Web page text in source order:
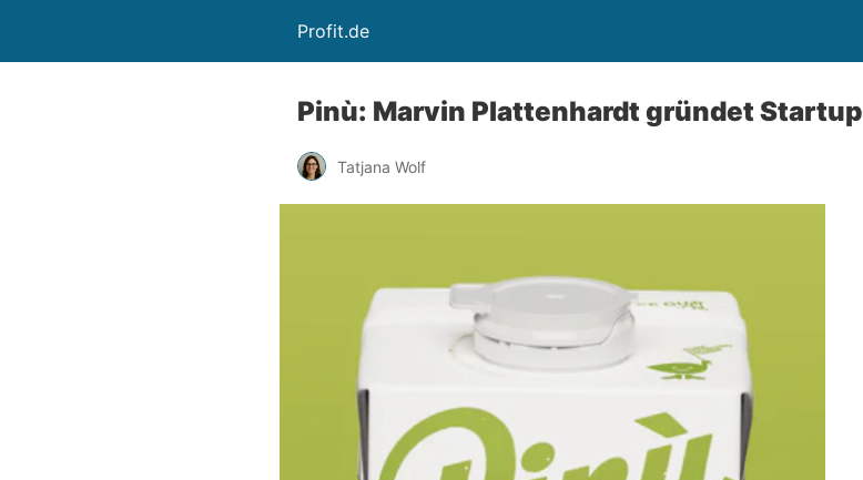
Profit.de
Pinù: Marvin Plattenhardt gründet Startup
Tatjana Wolf